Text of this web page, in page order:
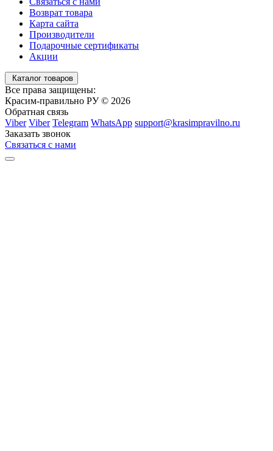
Возврат товара
Карта сайта
Производители
Подарочные сертификаты
Акции
Каталог товаров
Все права защищены:
Красим-правильно РУ © 2026
Обратная связь
Viber Viber Telegram WhatsApp support@krasimpravilno.ru
Заказать звонок
Связаться с нами